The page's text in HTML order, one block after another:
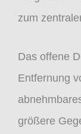
zum
Das offene
Entfernung
größere